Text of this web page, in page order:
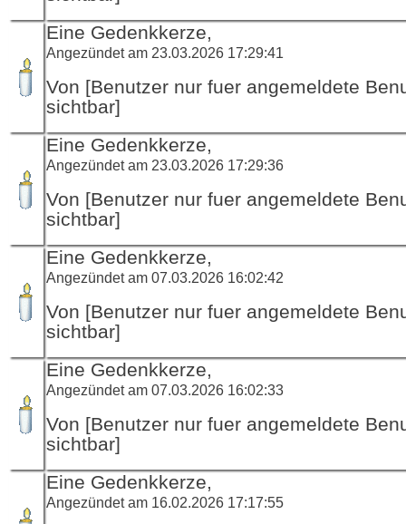
Eine Gedenkkerze,
Angezündet am 23.03.2026 17:29:41
Von [Benutzer nur fuer angemeldete
sichtbar]
Eine Gedenkkerze,
Angezündet am 23.03.2026 17:29:36
Von [Benutzer nur fuer angemeldete
sichtbar]
Eine Gedenkkerze,
Angezündet am 07.03.2026 16:02:42
Von [Benutzer nur fuer angemeldete
sichtbar]
Eine Gedenkkerze,
Angezündet am 07.03.2026 16:02:33
Von [Benutzer nur fuer angemeldete
sichtbar]
Eine Gedenkkerze,
Angezündet am 16.02.2026 17:17:55